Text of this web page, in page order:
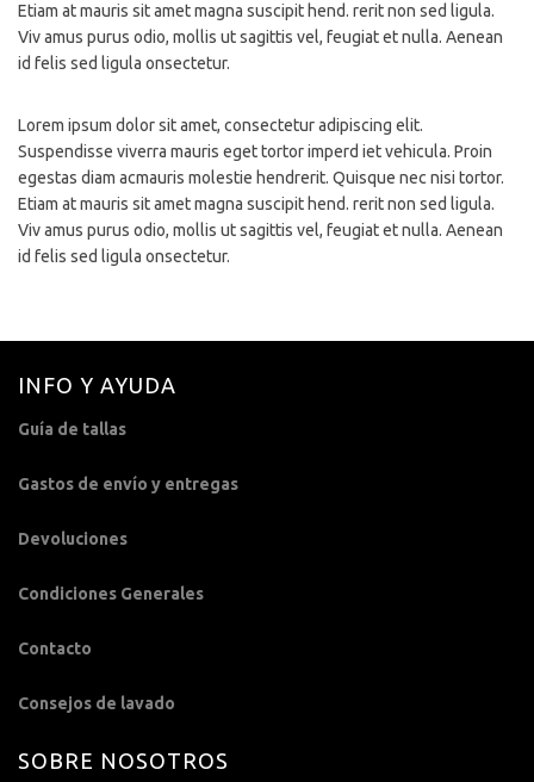
Etiam at mauris sit amet magna suscipit hend. rerit non sed ligula.
Viv amus purus odio, mollis ut sagittis vel, feugiat et nulla. Aenean
id felis sed ligula onsectetur.
Lorem ipsum dolor sit amet, consectetur adipiscing elit.
Suspendisse viverra mauris eget tortor imperd iet vehicula. Proin
egestas diam acmauris molestie hendrerit. Quisque nec nisi tortor.
Etiam at mauris sit amet magna suscipit hend. rerit non sed ligula.
Viv amus purus odio, mollis ut sagittis vel, feugiat et nulla. Aenean
id felis sed ligula onsectetur.
INFO Y AYUDA
Guía de tallas
Gastos de envío y entregas
Devoluciones
Condiciones Generales
Contacto
Consejos de lavado
SOBRE NOSOTROS